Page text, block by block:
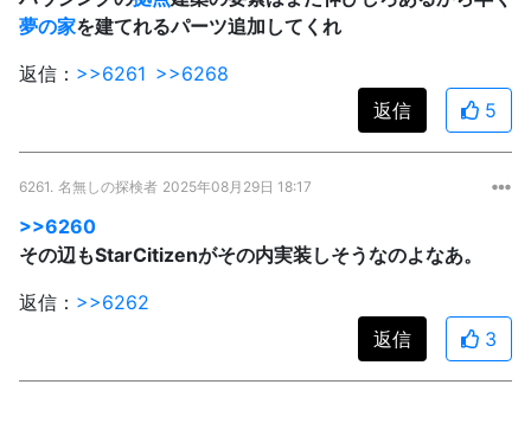
夢の家を建てれるパーツ追加してくれ
返信： >>6261 >>6268
返信
5
6261. 名無しの探検者 2025年08月29日 18:17
>>6260
その辺もStarCitizenがその内実装しそうなのよなあ。
返信： >>6262
返信
3